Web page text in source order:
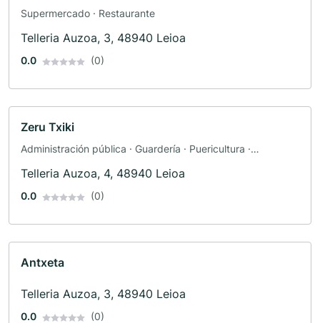
Supermercado · Restaurante
Telleria Auzoa, 3, 48940 Leioa
0.0 (0)
Zeru Txiki
Administración pública · Guardería · Puericultura ·
Telleria Auzoa, 4, 48940 Leioa
0.0 (0)
Antxeta
Telleria Auzoa, 3, 48940 Leioa
0.0 (0)